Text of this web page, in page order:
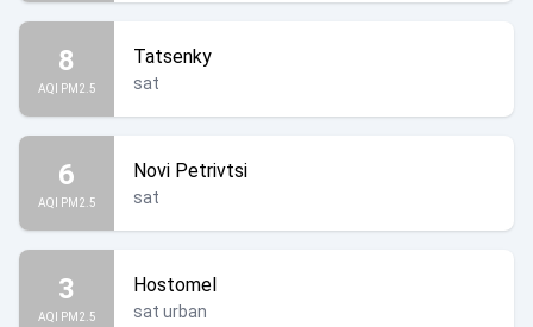
8
AQI PM2.5
Tatsenky
sat
6
AQI PM2.5
Novi Petrivtsi
sat
3
AQI PM2.5
Hostomel
sat urban